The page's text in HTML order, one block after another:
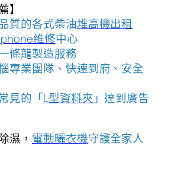
】
質的各式柴油堆高機出租
維修中心
條龍製造服務
專業團隊、快速到府、安全
見的「L型資料夾 」達到廣告
濕， 電動曬衣機守護全家人